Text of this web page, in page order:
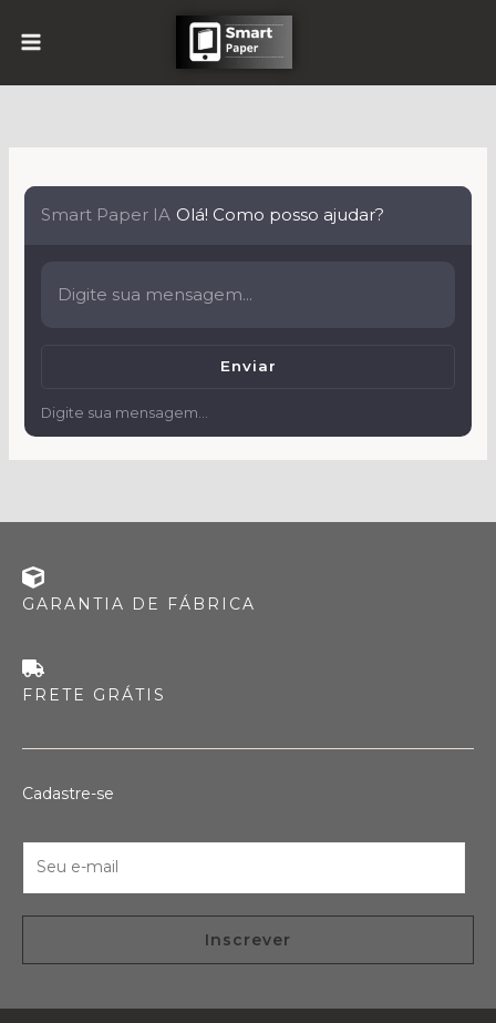
para
conteúdo
Smart Paper IA Olá! Como posso ajudar?
Enviar
Digite sua mensagem...
GARANTIA DE FÁBRICA
FRETE GRÁTIS
Cadastre-se
*
Inscrever